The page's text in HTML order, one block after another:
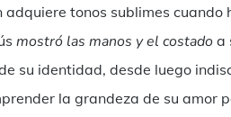
tonos sublimes cuando
mostró las manos y el costado a
su identidad, desde luego
la grandeza de su amor